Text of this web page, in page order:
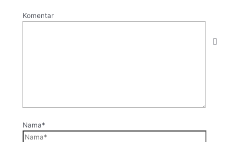
Komentar
Nama*